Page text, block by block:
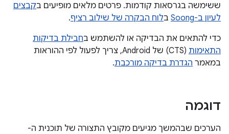
ששימשה בגרסאות קודמות. פרטים מלאים מופיעים בקבצים
לעיון ב-Soong
בלוח הבקרה של שילוב רציף.
כדי להתאים את הבדיקה או להשתמש בחבילת בדיקות
התאימות
(CTS) של Android, צריך לפעול לפי ההוראות
במאמר הגדרת בדיקה מורכבת.
דוגמה
הערכים שבהמשך מגיעים מקובץ התצורה של תוכנית ה-